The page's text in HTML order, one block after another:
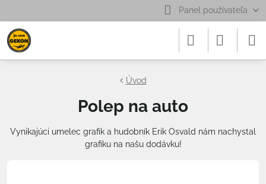
Panel používateľa
Úvod
Polep na auto
Vynikajúci umelec grafik a hudobník Erik Osvald nám nachystal
grafiku na našu dodávku!